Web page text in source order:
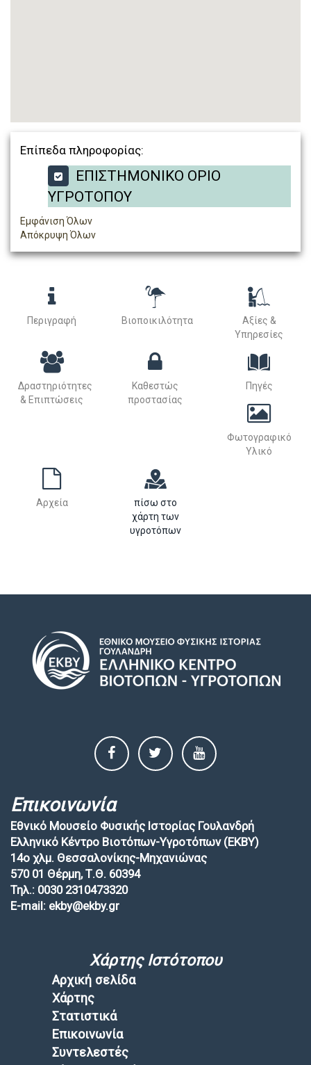
Επίπεδα πληροφορίας:
ΕΠΙΣΤΗΜΟΝΙΚΟ ΟΡΙΟ
ΥΓΡΟΤΟΠΟΥ
Εμφάνιση Όλων
Απόκρυψη Όλων
Περιγραφή Βιοποικιλότητα
Αξίες &
Υπηρεσίες
Δραστηριότητες
& Επιπτώσεις
Καθεστώς
προστασίας
Πηγές
Φωτογραφικό
Υλικό
Αρχεία
πίσω στο
χάρτη των
υγροτόπων
Επικοινωνία
Εθνικό Μουσείο Φυσικής Ιστορίας Γουλανδρή
Ελληνικό Κέντρο Βιοτόπων-Υγροτόπων (EKBY)
14ο χλμ. Θεσσαλονίκης-Μηχανιώνας
570 01 Θέρμη, Τ.Θ. 60394
Τηλ.: 0030 2310473320
E-mail: ekby@ekby.gr
Χάρτης Ιστότοπου
Αρχική σελίδα
Χάρτης
Στατιστικά
Επικοινωνία
Συντελεστές